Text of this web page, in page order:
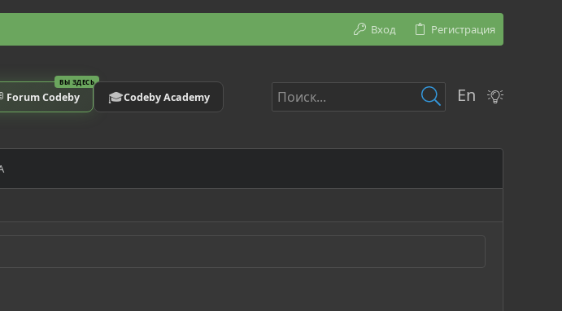
Вход Регистрация
ВЫ ЗДЕСЬ
Forum Codeby 🎓Codeby Academy En